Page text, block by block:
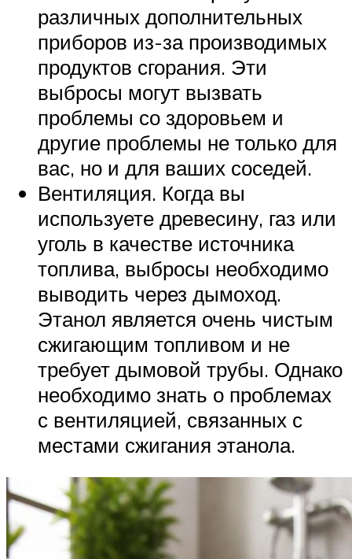
различных дополнительных
приборов из-за производимых
продуктов сгорания. Эти
выбросы могут вызвать
проблемы со здоровьем и
другие проблемы не только для
вас, но и для ваших соседей.
Вентиляция. Когда вы
используете древесину, газ или
уголь в качестве источника
топлива, выбросы необходимо
выводить через дымоход.
Этанол является очень чистым
сжигающим топливом и не
требует дымовой трубы. Однако
необходимо знать о проблемах
с вентиляцией, связанных с
местами сжигания этанола.